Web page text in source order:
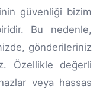
güvenliği bizim
Bu nedenle,
gönderileriniz
Özellikle değerli
veya hassas